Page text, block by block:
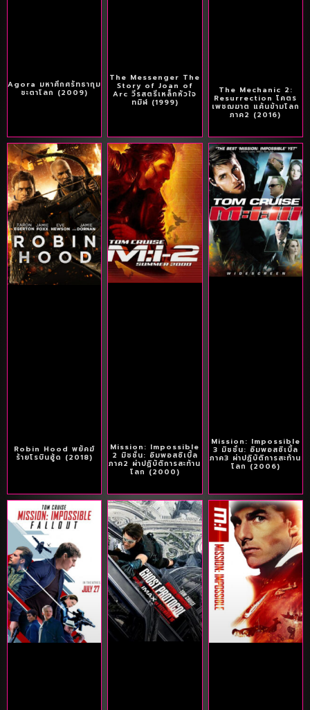
Agora มหาศึกศรัทธากุม
ชะตาโลก (2009)
The Messenger The
Story of Joan of
Arc วีรสตรีเหล็กหัวใจ
ทมิฬ (1999)
The Mechanic 2:
Resurrection โคตร
เพชฌฆาต แค้นข้ามโลก
ภาค2 (2016)
Robin Hood พยัคฆ์
ร้ายโรบินฮู้ด (2018)
Mission: Impossible
2 มิชชั่น: อิมพอสซิเบิ้ล
ภาค2 ผ่าปฏิบัติการสะท้าน
โลก (2000)
Mission: Impossible
3 มิชชั่น: อิมพอสซิเบิ้ล
ภาค3 ผ่าปฏิบัติการสะท้าน
โลก (2006)